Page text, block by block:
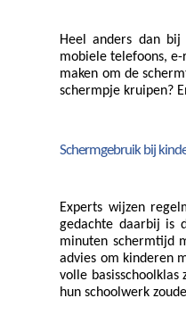
Heel anders dan
mobiele telefoons,
maken om de
schermpje kruipen?
Schermgebruik bij
Experts wijzen
gedachte daarbij is
minuten schermtijd
advies om kinderen
volle
hun schoolwerk